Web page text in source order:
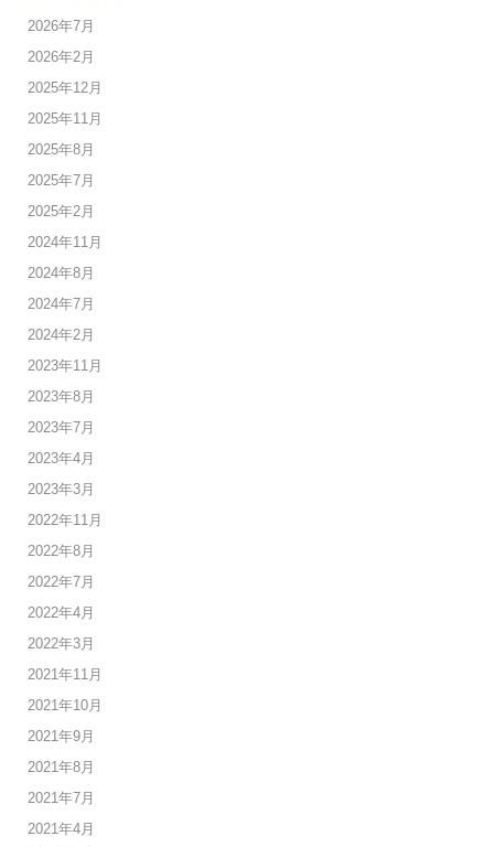
2026年7月
2026年2月
2025年12月
2025年11月
2025年8月
2025年7月
2025年2月
2024年11月
2024年8月
2024年7月
2024年2月
2023年11月
2023年8月
2023年7月
2023年4月
2023年3月
2022年11月
2022年8月
2022年7月
2022年4月
2022年3月
2021年11月
2021年10月
2021年9月
2021年8月
2021年7月
2021年4月